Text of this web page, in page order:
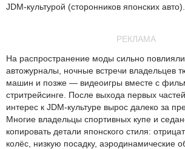
JDM-культурой (сторонников японских авто).
РЕКЛАМА
На распространение моды сильно
автожурналы, ночные встречи владельцев
машин и позже — видеоигры вместе с
стритрейсинге. После выхода первых
интерес к JDM-культуре вырос далеко за
Многие владельцы спортивных купе и
копировать детали японского стиля:
колёс, низкую посадку, аэродинамические